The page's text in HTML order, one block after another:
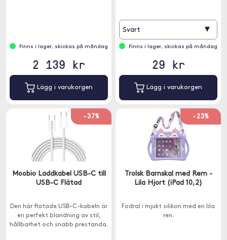
Finns i lager, skickas på måndag
2 139 kr
Lägg i varukorgen
Svart ▾
Finns i lager, skickas på måndag
29 kr
Lägg i varukorgen
-37%
Moobio Laddkabel USB-C till
USB-C Flätad
Den här flätade USB-C-kabeln är
en perfekt blandning av stil,
hållbarhet och snabb prestanda.
-23%
Trolsk Barnskal med Rem -
Lila Hjort (iPad 10,2)
Fodral i mjukt silikon med en lila
ren.